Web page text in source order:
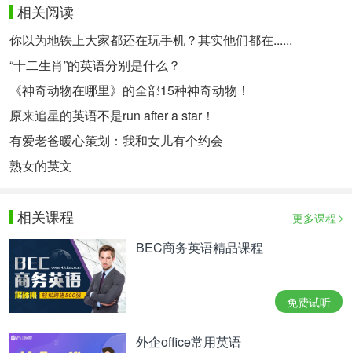
相关阅读
你以为地铁上大家都还在玩手机？其实他们都在......
“十二生肖”的英语分别是什么？
《神奇动物在哪里》的全部15种神奇动物！
原来追星的英语不是run after a star！
有爱老爸暖心策划：我和女儿有个约会
熟女的英文
相关课程 更多课程
BEC商务英语精品课程
免费试听
外企office常用英语